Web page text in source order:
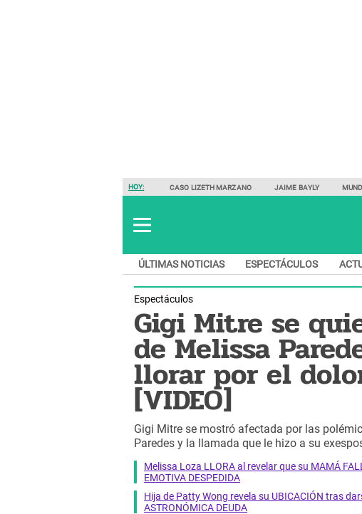
HOY: CASO LIZETH MARZANO JAIME BAYLY
ÚLTIMAS NOTICIAS ESPECTÁCULOS
Espectáculos
Gigi Mitre se
de Melissa
llorar por el
[VIDEO]
Gigi Mitre se mostró afectada por las
Paredes y la llamada que le hizo a su
Melissa Loza LLORA al revelar que su MAMÁ
EMOTIVA DESPEDIDA
Hija de Patty Wong revela su UBICACIÓN tras
ASTRONÓMICA DEUDA